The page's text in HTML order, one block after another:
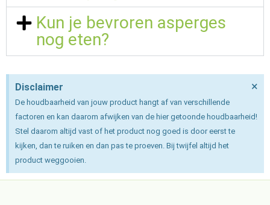
Kun je bevroren asperges
nog eten?
Disclaimer
De houdbaarheid van jouw product hangt af van verschillende
factoren en kan daarom afwijken van de hier getoonde houdbaarheid!
Stel daarom altijd vast of het product nog goed is door eerst te
kijken, dan te ruiken en dan pas te proeven. Bij twijfel altijd het
product weggooien.
×